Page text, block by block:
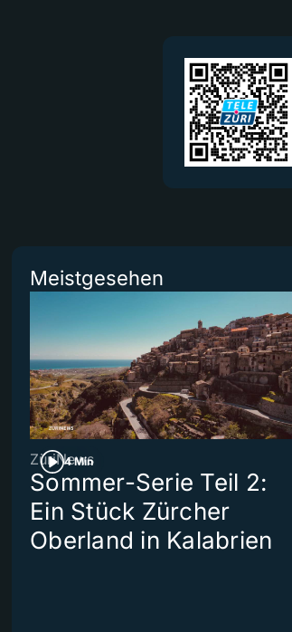
Meistgesehen
4 Min
ZüriNews
Sommer-Serie Teil 2:
Ein Stück Zürcher
Oberland in Kalabrien